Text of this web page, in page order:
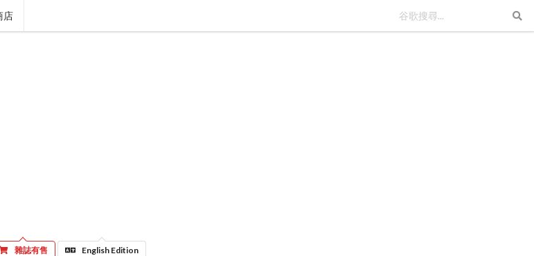
店
雜誌有售 English Edition